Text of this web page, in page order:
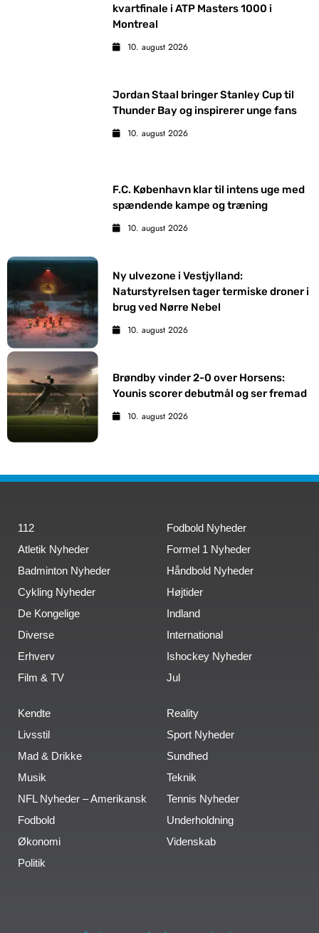
kvartfinale i ATP Masters 1000 i
Montreal
10. august 2026
Jordan Staal bringer Stanley Cup til
Thunder Bay og inspirerer unge fans
10. august 2026
F.C. København klar til intens uge med
spændende kampe og træning
10. august 2026
Ny ulvezone i Vestjylland:
Naturstyrelsen tager termiske droner i
brug ved Nørre Nebel
10. august 2026
Brøndby vinder 2-0 over Horsens:
Younis scorer debutmål og ser fremad
10. august 2026
112
Atletik Nyheder
Badminton Nyheder
Cykling Nyheder
De Kongelige
Diverse
Erhverv
Film & TV
Fodbold Nyheder
Formel 1 Nyheder
Håndbold Nyheder
Højtider
Indland
International
Ishockey Nyheder
Jul
Kendte
Livsstil
Mad & Drikke
Musik
NFL Nyheder – Amerikansk
Fodbold
Økonomi
Politik
Reality
Sport Nyheder
Sundhed
Teknik
Tennis Nyheder
Underholdning
Videnskab